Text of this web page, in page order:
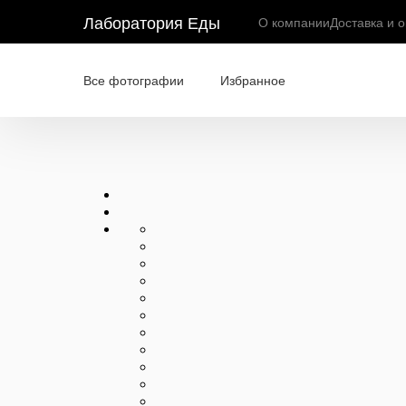
Лаборатория Еды О компанииДоставка и
Все фотографии Избранное